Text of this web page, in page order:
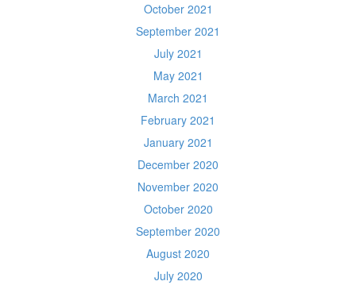
October 2021
September 2021
July 2021
May 2021
March 2021
February 2021
January 2021
December 2020
November 2020
October 2020
September 2020
August 2020
July 2020